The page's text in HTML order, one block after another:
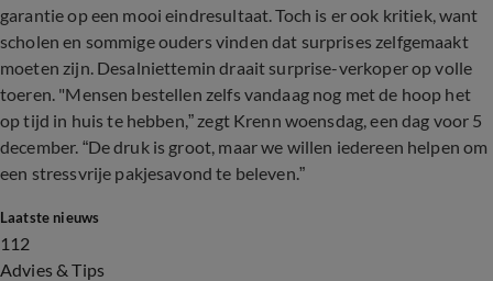
garantie op een mooi eindresultaat. Toch is er ook kritiek, want
scholen en sommige ouders vinden dat surprises zelfgemaakt
moeten zijn. Desalniettemin draait surprise-verkoper op volle
toeren. "Mensen bestellen zelfs vandaag nog met de hoop het
op tijd in huis te hebben,” zegt Krenn woensdag, een dag voor 5
december. “De druk is groot, maar we willen iedereen helpen om
een stressvrije pakjesavond te beleven.”
Laatste nieuws
112
Advies & Tips